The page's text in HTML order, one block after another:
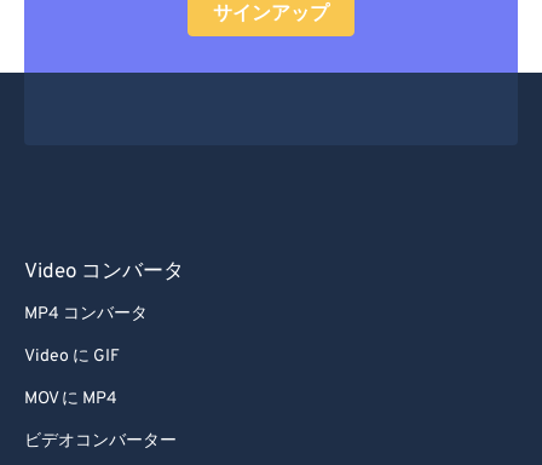
サインアップ
Video コンバータ
MP4 コンバータ
Video に GIF
MOV に MP4
ビデオコンバーター